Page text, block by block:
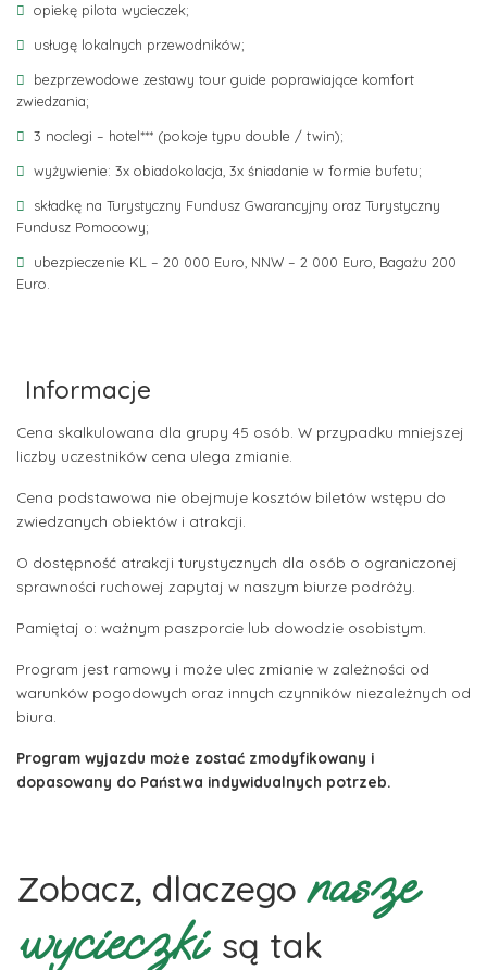
opiekę pilota wycieczek;
usługę lokalnych przewodników;
bezprzewodowe zestawy tour guide poprawiające komfort
zwiedzania;
3 noclegi – hotel*** (pokoje typu double / twin);
wyżywienie: 3x obiadokolacja, 3x śniadanie w formie bufetu;
składkę na Turystyczny Fundusz Gwarancyjny oraz Turystyczny
Fundusz Pomocowy;
ubezpieczenie KL – 20 000 Euro, NNW – 2 000 Euro, Bagażu 200
Euro.
Informacje
Cena skalkulowana dla grupy 45 osób. W przypadku mniejszej
liczby uczestników cena ulega zmianie.
Cena podstawowa nie obejmuje kosztów biletów wstępu do
zwiedzanych obiektów i atrakcji.
O dostępność atrakcji turystycznych dla osób o ograniczonej
sprawności ruchowej zapytaj w naszym biurze podróży.
Pamiętaj o: ważnym paszporcie lub dowodzie osobistym.
Program jest ramowy i może ulec zmianie w zależności od
warunków pogodowych oraz innych czynników niezależnych od
biura.
Program wyjazdu może zostać zmodyfikowany i
dopasowany do Państwa indywidualnych potrzeb.
Zobacz, dlaczego nasze
wycieczki są tak